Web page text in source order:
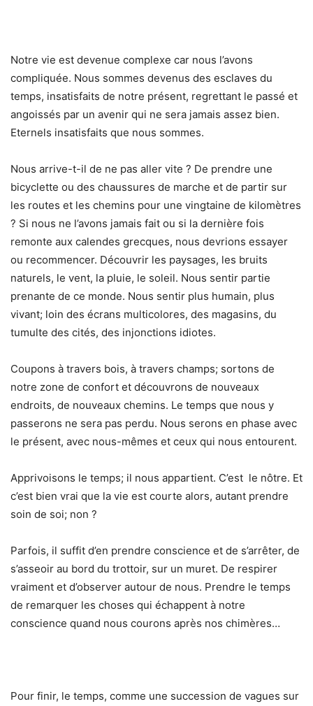
Notre vie est devenue complexe car nous l’avons
compliquée. Nous sommes devenus des esclaves du
temps, insatisfaits de notre présent, regrettant le passé et
angoissés par un avenir qui ne sera jamais assez bien.
Eternels insatisfaits que nous sommes.
Nous arrive-t-il de ne pas aller vite ? De prendre une
bicyclette ou des chaussures de marche et de partir sur
les routes et les chemins pour une vingtaine de kilomètres
? Si nous ne l’avons jamais fait ou si la dernière fois
remonte aux calendes grecques, nous devrions essayer
ou recommencer. Découvrir les paysages, les bruits
naturels, le vent, la pluie, le soleil. Nous sentir partie
prenante de ce monde. Nous sentir plus humain, plus
vivant; loin des écrans multicolores, des magasins, du
tumulte des cités, des injonctions idiotes.
Coupons à travers bois, à travers champs; sortons de
notre zone de confort et découvrons de nouveaux
endroits, de nouveaux chemins. Le temps que nous y
passerons ne sera pas perdu. Nous serons en phase avec
le présent, avec nous-mêmes et ceux qui nous entourent.
Apprivoisons le temps; il nous appartient. C’est le nôtre. Et
c’est bien vrai que la vie est courte alors, autant prendre
soin de soi; non ?
Parfois, il suffit d’en prendre conscience et de s’arrêter, de
s’asseoir au bord du trottoir, sur un muret. De respirer
vraiment et d’observer autour de nous. Prendre le temps
de remarquer les choses qui échappent à notre
conscience quand nous courons après nos chimères…
Pour finir, le temps, comme une succession de vagues sur